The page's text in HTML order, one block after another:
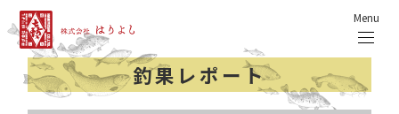
Menu
釣果レポート